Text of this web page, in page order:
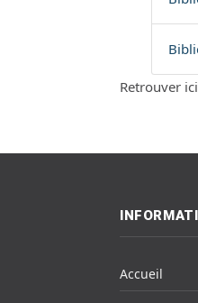
Retrouver ici
Accueil